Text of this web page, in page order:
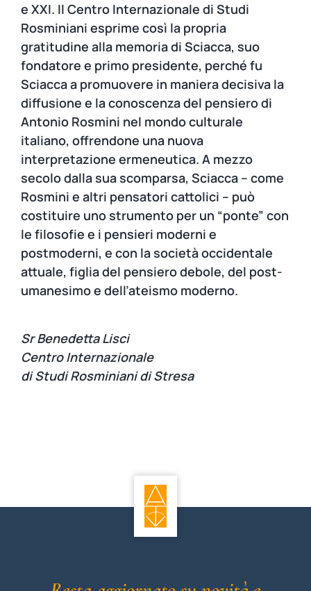
e XXI. Il Centro Internazionale di Studi
Rosminiani esprime così la propria
gratitudine alla memoria di Sciacca, suo
fondatore e primo presidente, perché fu
Sciacca a promuovere in maniera decisiva la
diffusione e la conoscenza del pensiero di
Antonio Rosmini nel mondo culturale
italiano, offrendone una nuova
interpretazione ermeneutica. A mezzo
secolo dalla sua scomparsa, Sciacca – come
Rosmini e altri pensatori cattolici – può
costituire uno strumento per un “ponte” con
le filosofie e i pensieri moderni e
postmoderni, e con la società occidentale
attuale, figlia del pensiero debole, del post-
umanesimo e dell’ateismo moderno.
Sr Benedetta Lisci
Centro Internazionale
di Studi Rosminiani di Stresa